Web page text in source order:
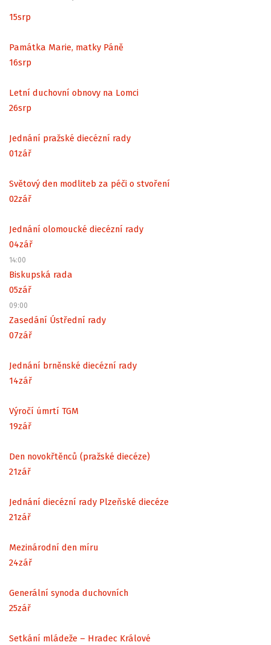
15srp
Památka Marie, matky Páně
16srp
Letní duchovní obnovy na Lomci
26srp
Jednání pražské diecézní rady
01zář
Světový den modliteb za péči o stvoření
02zář
Jednání olomoucké diecézní rady
04zář
14:00
Biskupská rada
05zář
09:00
Zasedání Ústřední rady
07zář
Jednání brněnské diecézní rady
14zář
Výročí úmrtí TGM
19zář
Den novokřtěnců (pražské diecéze)
21zář
Jednání diecézní rady Plzeňské diecéze
21zář
Mezinárodní den míru
24zář
Generální synoda duchovních
25zář
Setkání mládeže – Hradec Králové